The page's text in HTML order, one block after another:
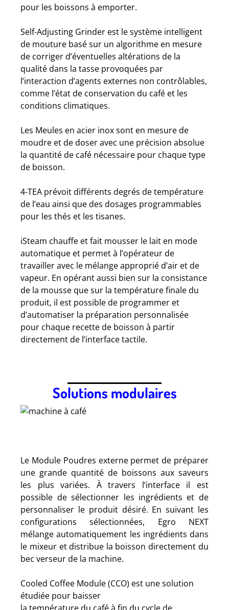
pour les boissons à emporter.
Self-Adjusting Grinder est le système intelligent
de mouture basé sur un algorithme en mesure
de corriger d’éventuelles altérations de la
qualité dans la tasse provoquées par
l’interaction d’agents externes non contrôlables,
comme l’état de conservation du café et les
conditions climatiques.
Les Meules en acier inox sont en mesure de
moudre et de doser avec une précision absolue
la quantité de café nécessaire pour chaque type
de boisson.
4-TEA prévoit différents degrés de température
de l’eau ainsi que des dosages programmables
pour les thés et les tisanes.
iSteam chauffe et fait mousser le lait en mode
automatique et permet à l’opérateur de
travailler avec le mélange approprié d’air et de
vapeur. En opérant aussi bien sur la consistance
de la mousse que sur la température finale du
produit, il est possible de programmer et
d’automatiser la préparation personnalisée
pour chaque recette de boisson à partir
directement de l’interface tactile.
Solutions modulaires
Le Module Poudres externe permet de préparer
une grande quantité de boissons aux saveurs
les plus variées. À travers l’interface il est
possible de sélectionner les ingrédients et de
personnaliser le produit désiré. En suivant les
configurations sélectionnées, Egro NEXT
mélange automatiquement les ingrédients dans
le mixeur et distribue la boisson directement du
bec verseur de la machine.
Cooled Coffee Module (CCO) est une solution
étudiée pour baisser